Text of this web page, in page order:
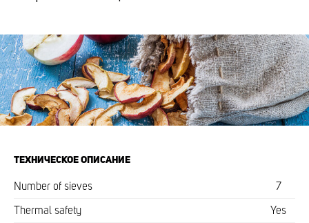
ТЕХНИЧЕСКОЕ ОПИСАНИЕ
Number of sieves 7
Thermal safety Yes